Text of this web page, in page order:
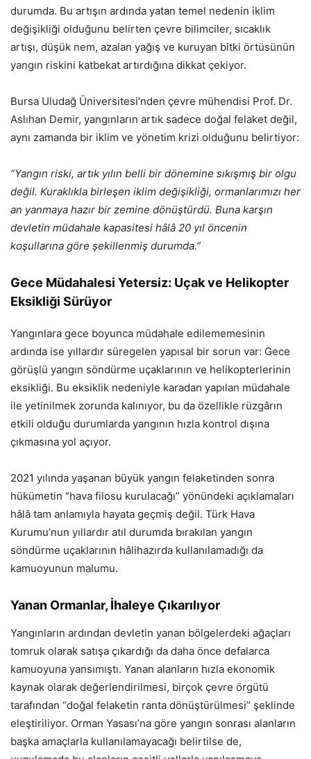
durumda. Bu artışın ardında yatan temel nedenin iklim
değişikliği olduğunu belirten çevre bilimciler, sıcaklık
artışı, düşük nem, azalan yağış ve kuruyan bitki örtüsünün
yangın riskini katbekat artırdığına dikkat çekiyor.
Bursa Uludağ Üniversitesi’nden çevre mühendisi Prof. Dr.
Aslıhan Demir, yangınların artık sadece doğal felaket değil,
aynı zamanda bir iklim ve yönetim krizi olduğunu belirtiyor:
“Yangın riski, artık yılın belli bir dönemine sıkışmış bir olgu
değil. Kuraklıkla birleşen iklim değişikliği, ormanlarımızı her
an yanmaya hazır bir zemine dönüştürdü. Buna karşın
devletin müdahale kapasitesi hâlâ 20 yıl öncenin
koşullarına göre şekillenmiş durumda.”
Gece Müdahalesi Yetersiz: Uçak ve Helikopter
Eksikliği Sürüyor
Yangınlara gece boyunca müdahale edilememesinin
ardında ise yıllardır süregelen yapısal bir sorun var: Gece
görüşlü yangın söndürme uçaklarının ve helikopterlerinin
eksikliği. Bu eksiklik nedeniyle karadan yapılan müdahale
ile yetinilmek zorunda kalınıyor, bu da özellikle rüzgârın
etkili olduğu durumlarda yangının hızla kontrol dışına
çıkmasına yol açıyor.
2021 yılında yaşanan büyük yangın felaketinden sonra
hükümetin “hava filosu kurulacağı” yönündeki açıklamaları
hâlâ tam anlamıyla hayata geçmiş değil. Türk Hava
Kurumu’nun yıllardır atıl durumda bırakılan yangın
söndürme uçaklarının hâlihazırda kullanılamadığı da
kamuoyunun malumu.
Yanan Ormanlar, İhaleye Çıkarılıyor
Yangınların ardından devletin yanan bölgelerdeki ağaçları
tomruk olarak satışa çıkardığı da daha önce defalarca
kamuoyuna yansımıştı. Yanan alanların hızla ekonomik
kaynak olarak değerlendirilmesi, birçok çevre örgütü
tarafından “doğal felaketin ranta dönüştürülmesi” şeklinde
eleştiriliyor. Orman Yasası’na göre yangın sonrası alanların
başka amaçlarla kullanılamayacağı belirtilse de,